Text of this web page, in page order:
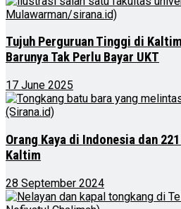
Tujuh Perguruan Tinggi di
Barunya Tak Perlu Bayar UKT
17 June 2025
Orang Kaya di Indonesia dan
Kaltim
28 September 2024